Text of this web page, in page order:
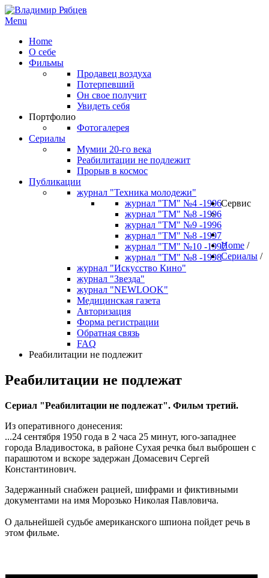
Menu
Home
О себе
Фильмы
Продавец воздуха
Потерпевший
Он свое получит
Увидеть себя
Портфолио
Фотогалерея
Сериалы
Мумии 20-го века
Реабилитации не подлежит
Прорыв в космос
Публикации
журнал "Техника молодежи"
журнал "ТМ" №4 -1996
журнал "ТМ" №8 -1996
журнал "ТМ" №9 -1996
журнал "ТМ" №8 -1997
журнал "ТМ" №10 -1997
журнал "ТМ" №8 -1998
журнал "Искусство Кино"
журнал "Звезда"
журнал "NEWLOOK"
Медицинская газета
Сервис
Авторизация
Форма регистрации
Обратная связь
FAQ
Home /
Сериалы /
Реабилитации не подлежит
Реабилитации не подлежат
Сериал "Реабилитации не подлежат". Фильм третий.
Из оперативного донесения:
...24 сентября 1950 года в 2 часа 25 минут, юго-западнее
города Владивостока, в районе Сухая речка был выброшен с
парашютом и вскоре задержан Домасевич Сергей
Константинович.
Задержанный снабжен рацией, шифрами и фиктивными
документами на имя Морозько Николая Павловича.
О дальнейшей судьбе американского шпиона пойдет речь в
этом фильме.